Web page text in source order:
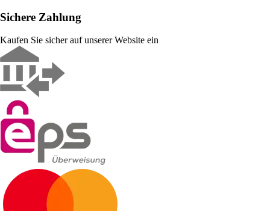
Sichere Zahlung
Kaufen Sie sicher auf unserer Website ein